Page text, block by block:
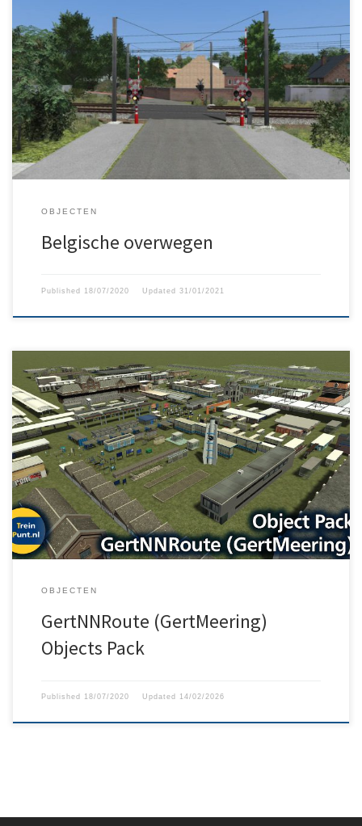
Alle bestaande soorten Belgische overwegen inclusief het echte
geluid (oud-en nieuw geluid).
OBJECTEN
Belgische overwegen
Published 18/07/2020 Updated 31/01/2021
Dit is een samengesteld pakket van objecten gemaakt door
GertNNRoute (GertMeering). In dit pakket zitten allerlei Belgische
objecten, zoals woningen, fietsenstallingen, stationsobjecten, …
Update 14/02/2026 Bij het drukken op de “download”-knop kom
je op de ChrisTrains website terecht. Zoek daar naar de titel “Sjef
en Gert Meering Gratis Scenery Objects […]
OBJECTEN
GertNNRoute (GertMeering)
Objects Pack
Published 18/07/2020 Updated 14/02/2026